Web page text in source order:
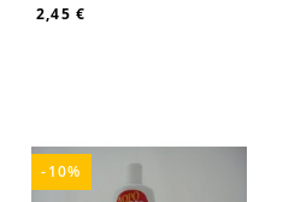
2,45 €
-10%